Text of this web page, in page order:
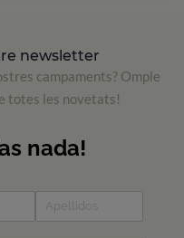
newsletter
campaments? Omple
totes les novetats!